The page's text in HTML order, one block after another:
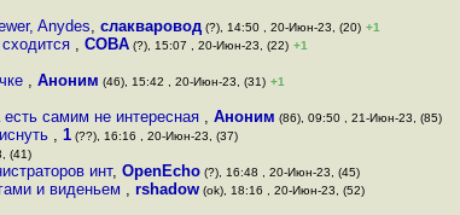
Anydes, слакваровод (?), 14:50 , 20-Июн-23, (20) +1
, COBA (?), 15:07 , 20-Июн-23, (22) +1
, Аноним (46), 15:42 , 20-Июн-23, (31) +1
есть самим не интересная , Аноним (86), 09:50 , 21-Июн-23, (85)
, 1 (??), 16:16 , 20-Июн-23, (37)
(41)
инт, OpenEcho (?), 16:48 , 20-Июн-23, (45)
и виденьем , rshadow (ok), 18:16 , 20-Июн-23, (52)